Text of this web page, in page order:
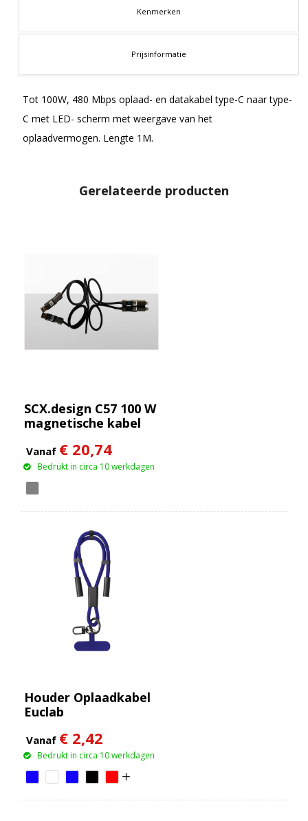
Kenmerken
Prijsinformatie
Tot 100W, 480 Mbps oplaad- en datakabel type-C naar type-
C met LED- scherm met weergave van het
oplaadvermogen. Lengte 1M.
Gerelateerde producten
SCX.design C57 100 W
magnetische kabel
Vanaf € 20,74
Bedrukt in circa 10 werkdagen
Houder Oplaadkabel
Euclab
Vanaf € 2,42
Bedrukt in circa 10 werkdagen